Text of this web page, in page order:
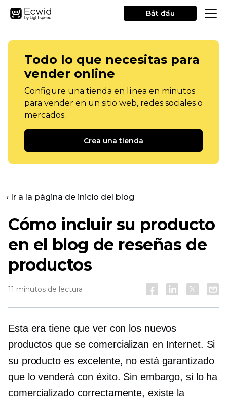
Bắt đầu
Todo lo que necesitas para
vender online
Configure una tienda en línea en minutos
para vender en un sitio web, redes sociales o
mercados.
Crea una tienda
‹ Ir a la página de inicio del blog
Cómo incluir su producto
en el blog de reseñas de
productos
11 minutos de lectura
Esta era tiene que ver con los nuevos
productos que se comercializan en Internet. Si
su producto es excelente, no está garantizado
que lo venderá con éxito. Sin embargo, si lo ha
comercializado correctamente, existe la